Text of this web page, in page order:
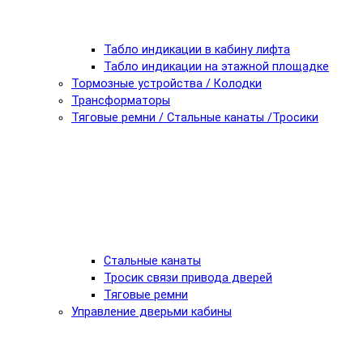
Табло индикации в кабину лифта
Табло индикации на этажной площадке
Тормозные устройства / Колодки
Трансформаторы
Тяговые ремни / Стальные канаты /Тросики
Стальные канаты
Тросик связи привода дверей
Тяговые ремни
Управление дверьми кабины